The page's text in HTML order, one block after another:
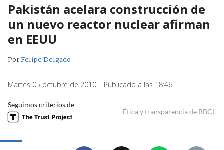
Pakistán acelara construcción de
un nuevo reactor nuclear afirman
en EEUU
PorFelipe Delgado
Martes 05 octubre de 2010 | Publicado a las 18:46
Seguimos criterios de
Ética y transparencia de BBCL